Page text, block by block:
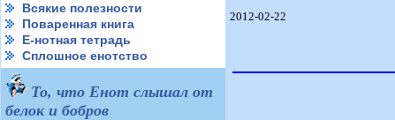
Всякие полезности
Поваренная книга
Е-нотная тетрадь
Сплошное енотство
То, что Енот слышал от
белок и бобров
2012-02-22